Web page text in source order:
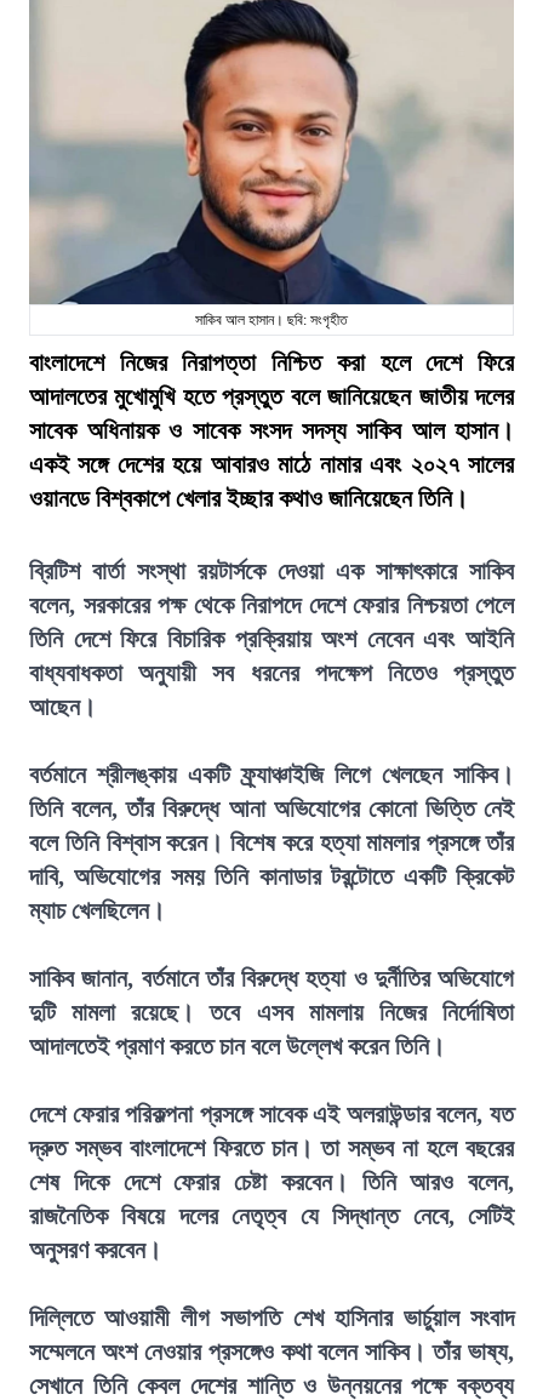
সাকিব আল হাসান। ছবি: সংগৃহীত
বাংলাদেশে নিজের নিরাপত্তা নিশ্চিত করা হলে দেশে ফিরে
আদালতের মুখোমুখি হতে প্রস্তুত বলে জানিয়েছেন জাতীয় দলের
সাবেক অধিনায়ক ও সাবেক সংসদ সদস্য সাকিব আল হাসান।
একই সঙ্গে দেশের হয়ে আবারও মাঠে নামার এবং ২০২৭ সালের
ওয়ানডে বিশ্বকাপে খেলার ইচ্ছার কথাও জানিয়েছেন তিনি।
ব্রিটিশ বার্তা সংস্থা রয়টার্সকে দেওয়া এক সাক্ষাৎকারে সাকিব
বলেন, সরকারের পক্ষ থেকে নিরাপদে দেশে ফেরার নিশ্চয়তা পেলে
তিনি দেশে ফিরে বিচারিক প্রক্রিয়ায় অংশ নেবেন এবং আইনি
বাধ্যবাধকতা অনুযায়ী সব ধরনের পদক্ষেপ নিতেও প্রস্তুত
আছেন।
বর্তমানে শ্রীলঙ্কায় একটি ফ্র্যাঞ্চাইজি লিগে খেলছেন সাকিব।
তিনি বলেন, তাঁর বিরুদ্ধে আনা অভিযোগের কোনো ভিত্তি নেই
বলে তিনি বিশ্বাস করেন। বিশেষ করে হত্যা মামলার প্রসঙ্গে তাঁর
দাবি, অভিযোগের সময় তিনি কানাডার টরন্টোতে একটি ক্রিকেট
ম্যাচ খেলছিলেন।
সাকিব জানান, বর্তমানে তাঁর বিরুদ্ধে হত্যা ও দুর্নীতির অভিযোগে
দুটি মামলা রয়েছে। তবে এসব মামলায় নিজের নির্দোষিতা
আদালতেই প্রমাণ করতে চান বলে উল্লেখ করেন তিনি।
দেশে ফেরার পরিকল্পনা প্রসঙ্গে সাবেক এই অলরাউন্ডার বলেন, যত
দ্রুত সম্ভব বাংলাদেশে ফিরতে চান। তা সম্ভব না হলে বছরের
শেষ দিকে দেশে ফেরার চেষ্টা করবেন। তিনি আরও বলেন,
রাজনৈতিক বিষয়ে দলের নেতৃত্ব যে সিদ্ধান্ত নেবে, সেটিই
অনুসরণ করবেন।
দিল্লিতে আওয়ামী লীগ সভাপতি শেখ হাসিনার ভার্চুয়াল সংবাদ
সম্মেলনে অংশ নেওয়ার প্রসঙ্গেও কথা বলেন সাকিব। তাঁর ভাষ্য,
সেখানে তিনি কেবল দেশের শান্তি ও উন্নয়নের পক্ষে বক্তব্য